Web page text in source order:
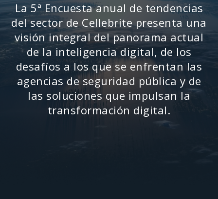
La 5ª Encuesta anual de tendencias
del sector de Cellebrite presenta una
visión integral del panorama actual
de la inteligencia digital, de los
desafíos a los que se enfrentan las
agencias de seguridad pública y de
las soluciones que impulsan la
transformación digital.